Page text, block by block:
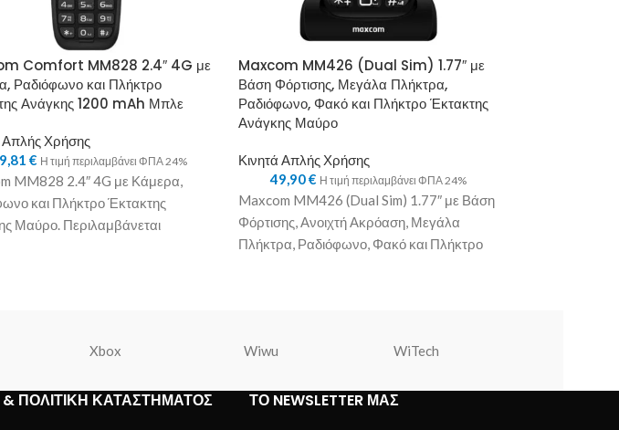
Comfort MM828 2.4″ 4G με
Ραδιόφωνο και Πλήκτρο
Ανάγκης 1200 mAh Μπλε
Απλής Χρήσης
€ Η τιμή περιλαμβάνει ΦΠΑ 24%
MM828 2.4″ 4G με Κάμερα,
και Πλήκτρο Έκτακτης
Μαύρο. Περιλαμβάνεται
Maxcom MM426 (Dual Sim) 1.77″ με
Βάση Φόρτισης, Μεγάλα Πλήκτρα,
Ραδιόφωνο, Φακό και Πλήκτρο Έκτακτης
Ανάγκης Μαύρο
Κινητά Απλής Χρήσης
49,90€ Η τιμή περιλαμβάνει ΦΠΑ 24%
Maxcom MM426 (Dual Sim) 1.77″ με Βάση
Φόρτισης, Ανοιχτή Ακρόαση, Μεγάλα
Πλήκτρα, Ραδιόφωνο, Φακό και Πλήκτρο
Xbox Wiwu WiTech
& ΠΟΛΙΤΙΚΉ ΚΑΤΑΣΤΉΜΑΤΟΣ ΤΟ NEWSLETTER ΜΑΣ